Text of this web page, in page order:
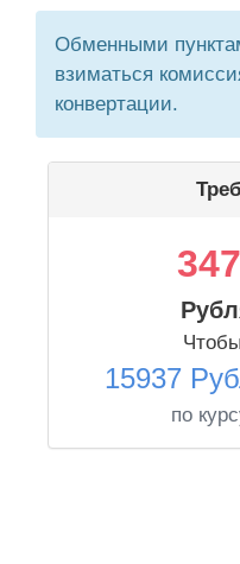
Обменными
взиматься
конвертации.
15937
по